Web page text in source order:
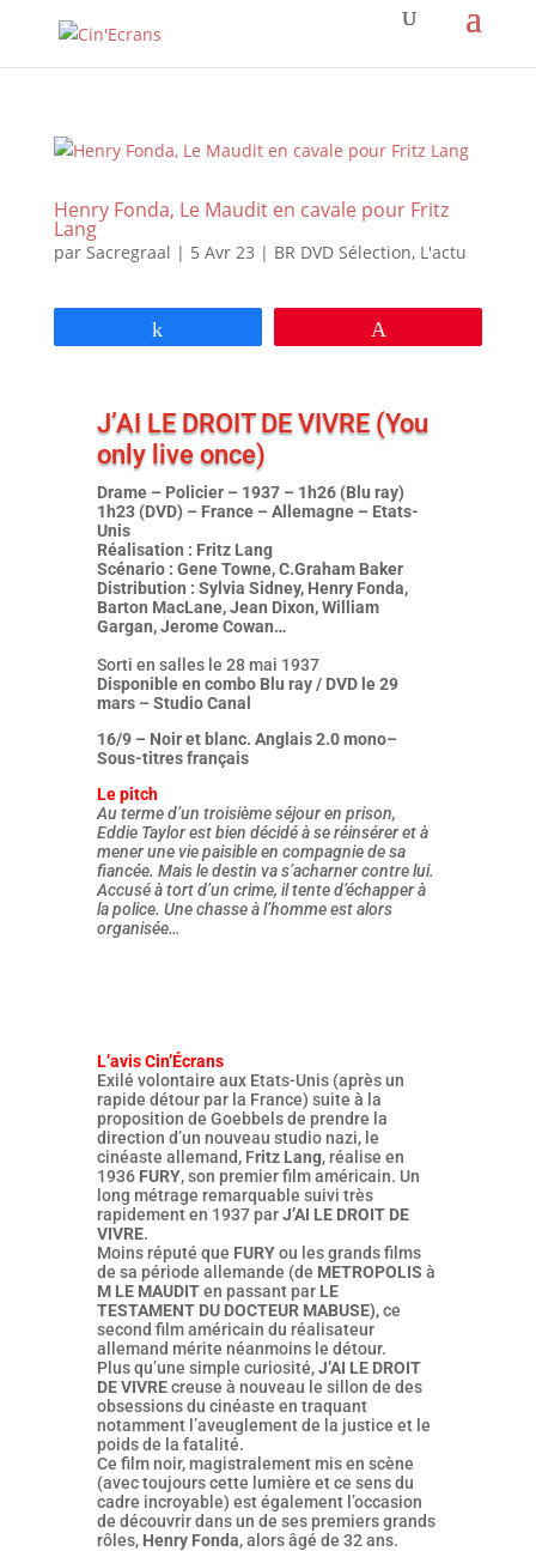
Henry Fonda, Le Maudit en cavale pour Fritz
Lang
par Sacregraal | 5 Avr 23 | BR DVD Sélection, L'actu
J’AI LE DROIT DE VIVRE (You
only live once)
Drame – Policier – 1937 – 1h26 (Blu ray)
1h23 (DVD) – France – Allemagne – Etats-
Unis
Réalisation : Fritz Lang
Scénario : Gene Towne, C.Graham Baker
Distribution : Sylvia Sidney, Henry Fonda,
Barton MacLane, Jean Dixon, William
Gargan, Jerome Cowan…
Sorti en salles le 28 mai 1937
Disponible en combo Blu ray / DVD le 29
mars – Studio Canal
16/9 – Noir et blanc. Anglais 2.0 mono–
Sous-titres français
Le pitch
Au terme d’un troisième séjour en prison,
Eddie Taylor est bien décidé à se réinsérer et à
mener une vie paisible en compagnie de sa
fiancée. Mais le destin va s’acharner contre lui.
Accusé à tort d’un crime, il tente d’échapper à
la police. Une chasse à l’homme est alors
organisée…
L’avis Cin’Écrans
Exilé volontaire aux Etats-Unis (après un
rapide détour par la France) suite à la
proposition de Goebbels de prendre la
direction d’un nouveau studio nazi, le
cinéaste allemand, Fritz Lang, réalise en
1936 FURY, son premier film américain. Un
long métrage remarquable suivi très
rapidement en 1937 parJ’AI LE DROIT DE
VIVRE.
Moins réputé que FURYou les grands films
de sa période allemande (de METROPOLIS à
M LE MAUDITen passant par LE
TESTAMENT DU DOCTEUR MABUSE), ce
second film américain du réalisateur
allemand mérite néanmoins le détour.
Plus qu’une simple curiosité,J’AI LE DROIT
DE VIVREcreuse à nouveau le sillon de des
obsessions du cinéaste en traquant
notamment l’aveuglement de la justice et le
poids de la fatalité.
Ce film noir, magistralement mis en scène
(avec toujours cette lumière et ce sens du
cadre incroyable) est également l’occasion
de découvrir dans un de ses premiers grands
rôles, Henry Fonda, alors âgé de 32 ans.